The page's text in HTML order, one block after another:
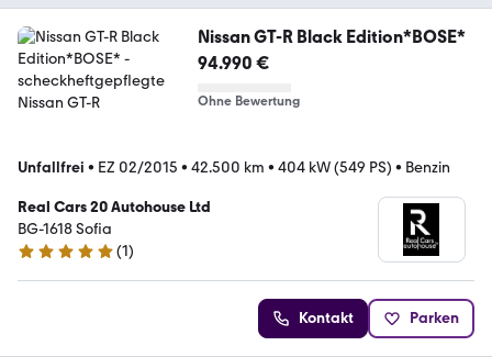
Nissan GT-R Black Edition*BOSE*
94.990 €
Ohne Bewertung
Unfallfrei • EZ 02/2015 • 42.500 km • 404 kW (549 PS) • Benzin
Real Cars 20 Autohouse Ltd
BG-1618 Sofia
5 Sterne
(1)
Kontakt Parken